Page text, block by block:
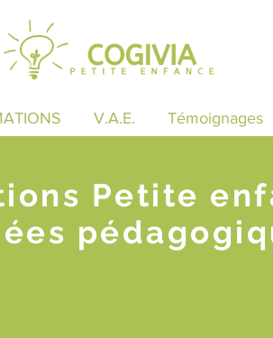
V.A.E. Témoignages
Petite